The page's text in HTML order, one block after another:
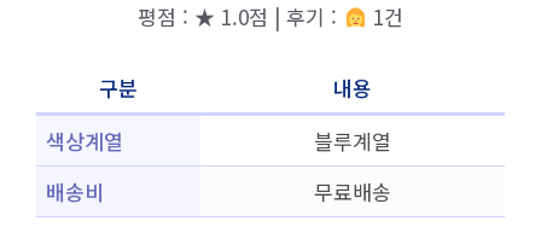
평점 : ★ 1.0점 | 후기 : 1건
구분
내용
색상계열
블루계열
배송비
무료배송